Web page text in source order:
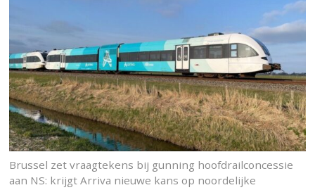
Brussel zet vraagtekens bij gunning hoofdrailconcessie
aan NS: krijgt Arriva nieuwe kans op noordelijke